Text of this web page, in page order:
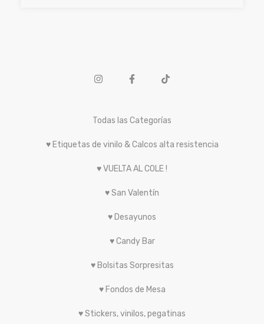
Todas las Categorías
♥ Etiquetas de vinilo & Calcos alta resistencia
♥ VUELTA AL COLE !
♥ San Valentín
♥ Desayunos
♥ Candy Bar
♥ Bolsitas Sorpresitas
♥ Fondos de Mesa
♥ Stickers, vinilos, pegatinas